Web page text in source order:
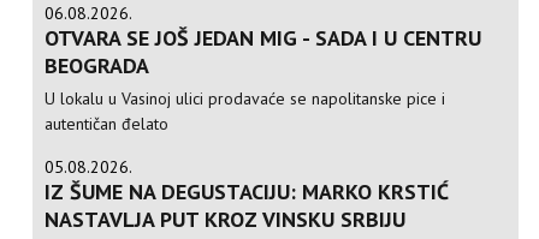
06.08.2026.
OTVARA SE JOŠ JEDAN MIG - SADA I U CENTRU
BEOGRADA
U lokalu u Vasinoj ulici prodavaće se napolitanske pice i
autentičan đelato
05.08.2026.
IZ ŠUME NA DEGUSTACIJU: MARKO KRSTIĆ
NASTAVLJA PUT KROZ VINSKU SRBIJU